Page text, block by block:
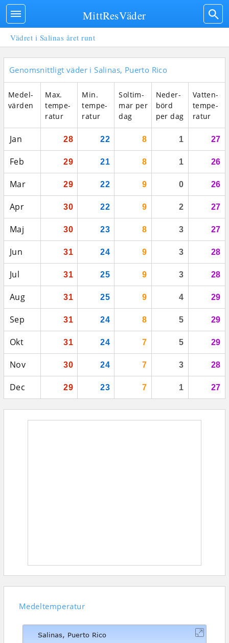
Vädret i Salinas året runt
Genomsnittligt väder i Salinas, Puerto Rico
Medel­
vär­den
Max.
tempe­
ratur
Min.
tempe­
ratur
Sol­tim­
mar per
dag
Neder­
börd
per dag
Vatten­
tempe­
ratur
Jan 28 22 8 1 27
Feb 29 21 8 1 26
Mar 29 22 9 0 26
Apr 30 22 9 2 27
Maj 30 23 8 3 27
Jun 31 24 9 3 28
Jul 31 25 9 3 28
Aug 31 25 9 4 29
Sep 31 24 8 5 29
Okt 31 24 7 5 29
Nov 30 24 7 3 28
Dec 29 23 7 1 27
Medeltemperatur
MittResVäder